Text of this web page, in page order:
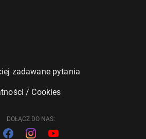
zadawane pytania
/ Cookies
DOŁĄCZ DO NAS: